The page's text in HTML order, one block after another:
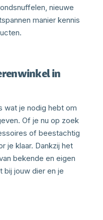
nieuwe
manier kennis
in
wat je nodig hebt om
Of je nu op zoek
of beestachtig
je klaar. Dankzij het
bekende en eigen
bij jouw dier en je